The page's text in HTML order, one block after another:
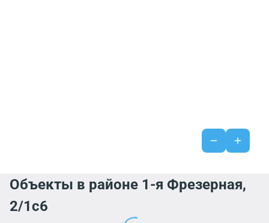
Объекты в районе 1-я Фрезерная,
2/1с6